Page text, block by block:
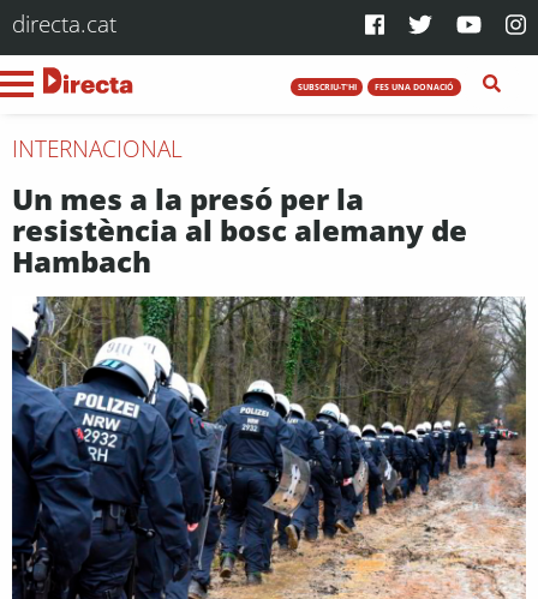
directa.cat
SUBSCRIU-T'HI FES UNA DONACIÓ
INTERNACIONAL
Un mes a la presó per la
resistència al bosc alemany de
Hambach